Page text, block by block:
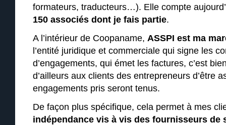
formateurs, traducteurs…). Elle compte
150 associés dont je fais partie.
A l’intérieur de Coopaname, ASSPI est ma
l’entité juridique et commerciale qui signe les
d’engagements, qui émet les factures, c’est
d’ailleurs aux clients des entrepreneurs d’être
engagements pris seront tenus.
De façon plus spécifique, cela permet à mes
indépendance vis à vis des fournisseurs de